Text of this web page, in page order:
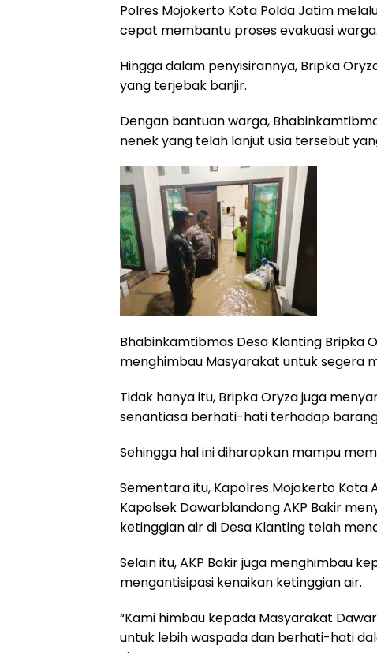
Polres Mojokerto Kota Polda Jatim
cepat membantu proses evakuasi warga.
Hingga dalam penyisirannya, Bripka
yang terjebak banjir.
Dengan bantuan warga,
nenek yang telah lanjut usia tersebut
Bhabinkamtibmas Desa Klanting Bripka
menghimbau Masyarakat untuk segera
Tidak hanya itu, Bripka Oryza juga
senantiasa berhati-hati terhadap
Sehingga hal ini diharapkan mampu
Sementara itu, Kapolres Mojokerto Kota
Kapolsek Dawarblandong AKP Bakir
ketinggian air di Desa Klanting telah
Selain itu, AKP Bakir juga menghimbau
mengantisipasi kenaikan ketinggian air.
“Kami himbau kepada Masyarakat
untuk lebih waspada dan berhati-hati